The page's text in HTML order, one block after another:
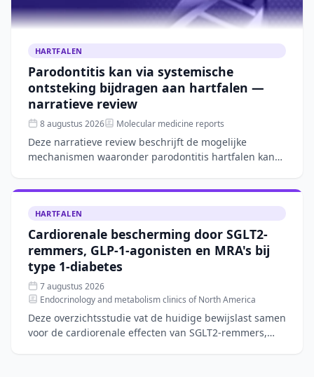
HARTFALEN
Parodontitis kan via systemische
ontsteking bijdragen aan hartfalen —
narratieve review
8 augustus 2026 Molecular medicine reports
Deze narratieve review beschrijft de mogelijke
mechanismen waaronder parodontitis hartfalen kan
verschuivin
HARTFALEN
Cardiorenale bescherming door SGLT2-
remmers, GLP-1-agonisten en MRA's bij
type 1-diabetes
7 augustus 2026
Endocrinology and metabolism clinics of North America
Deze overzichtsstudie vat de huidige bewijslast samen
voor de cardiorenale effecten van SGLT2-remmers,